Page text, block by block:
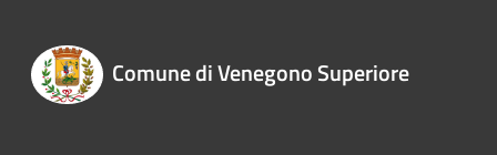
Comune di Venegono Superiore